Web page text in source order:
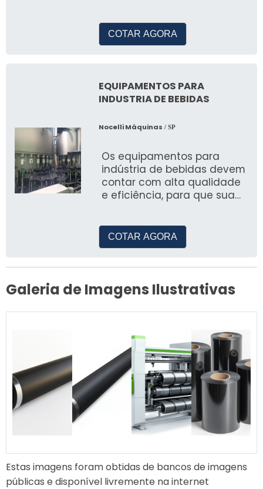
COTAR AGORA
EQUIPAMENTOS PARA
INDUSTRIA DE BEBIDAS
Nocelli Máquinas / SP
Os equipamentos para
indústria de bebidas devem
contar com alta qualidade
e eficiência, para que sua
COTAR AGORA
Galeria de Imagens Ilustrativas
Estas imagens foram obtidas de bancos de imagens
públicas e disponível livremente na internet